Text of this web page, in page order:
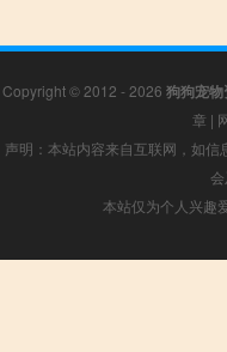
Copyright © 2012 - 2026 狗狗宠
章 |
声明：本站内容来自互联网，如
本站仅为个人兴趣